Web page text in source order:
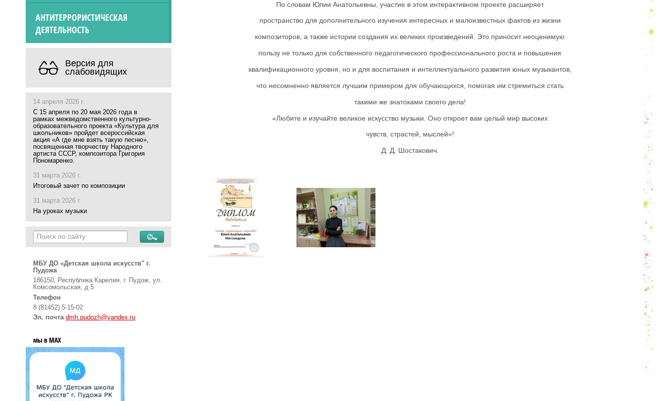
АНТИТЕРРОРИСТИЧЕСКАЯ
ДЕЯТЕЛЬНОСТЬ
Версия для
слабовидящих
14 апреля 2026 г.
С 15 апреля по 20 мая 2026 года в
рамках межведомственного культурно-
образовательного проекта «Культура для
школьников» пройдет всероссийская
акция «А где мне взять такую песню»,
посвященная творчеству Народного
артиста СССР, композитора Григория
Пономаренко.
31 марта 2026 г.
Итоговый зачет по композиции
31 марта 2026 г.
На уроках музыки
МБУ ДО «Детская школа искусств" г.
Пудожа
186150, Республика Карелия, г. Пудож, ул.
Комсомольская, д.5
Телефон
8 (81452) 5-15-02
Эл. почта dmh.pudozh@yandex.ru
мы в MAX
По словам Юлии Анатольевны, участие в этом интерактивном проекте расширяет
пространство для дополнительного изучения интересных и малоизвестных фактов из жизни
композиторов, а также истории создания их великих произведений. Это приносит неоценимую
пользу не только для собственного педагогического профессионального роста и повышения
квалификационного уровня, но и для воспитания и интеллектуального развития юных музыкантов,
что несомненно является лучшим примером для обучающихся, помогая им стремиться стать
такими же знатоками своего дела!
«Любите и изучайте великое искусство музыки. Оно откроет вам целый мир высоких
чувств, страстей, мыслей»!
Д. Д. Шостакович.